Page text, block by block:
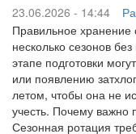
23.06.2026 - 14:44
Правильное хранение
несколько сезонов
этапе подготовки
или появлению
летом, чтобы она не
учесть. Почему важно
Сезонная ротация